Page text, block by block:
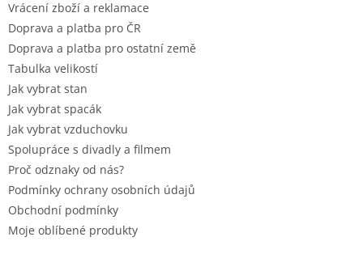
Vrácení zboží a reklamace
Doprava a platba pro ČR
Doprava a platba pro ostatní země
Tabulka velikostí
Jak vybrat stan
Jak vybrat spacák
Jak vybrat vzduchovku
Spolupráce s divadly a filmem
Proč odznaky od nás?
Podmínky ochrany osobních údajů
Obchodní podmínky
Moje oblíbené produkty